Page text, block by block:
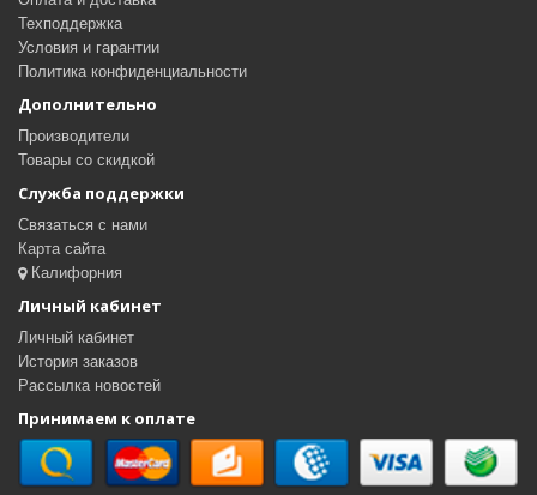
Техподдержка
Условия и гарантии
Политика конфиденциальности
Дополнительно
Производители
Товары со скидкой
Служба поддержки
Связаться с нами
Карта сайта
Калифорния
Личный кабинет
Личный кабинет
История заказов
Рассылка новостей
Принимаем к оплате